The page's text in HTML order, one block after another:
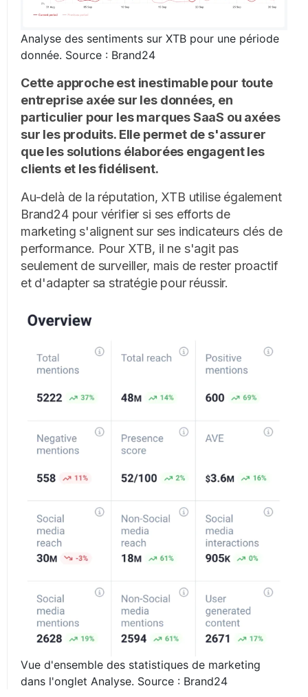
Analyse des sentiments sur XTB pour une période
donnée. Source : Brand24
Cette approche est inestimable pour toute
entreprise axée sur les données, en
particulier pour les marques SaaS ou axées
sur les produits. Elle permet de s'assurer
que les solutions élaborées engagent les
clients et les fidélisent.
Au-delà de la réputation, XTB utilise également
Brand24 pour vérifier si ses efforts de
marketing s'alignent sur ses indicateurs clés de
performance. Pour XTB, il ne s'agit pas
seulement de surveiller, mais de rester proactif
et d'adapter sa stratégie pour réussir.
Vue d'ensemble des statistiques de marketing
dans l'onglet Analyse. Source : Brand24